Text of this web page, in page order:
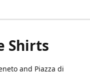
Shirts
and Piazza di